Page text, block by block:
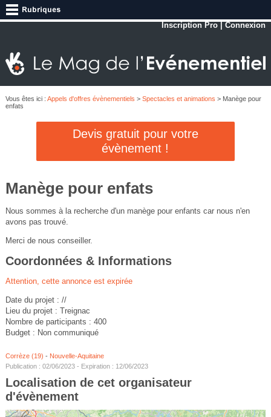
Inscription Pro |Connexion
Vous êtes ici : Appels d'offres évènementiels > Spectacles et animations > Manège pour
enfats
Devis gratuit pour votre
évènement !
Manège pour enfats
Nous sommes à la recherche d'un manège pour enfants car nous n'en
avons pas trouvé.
Merci de nous conseiller.
Coordonnées & Informations
Attention, cette annonce est expirée
Date du projet : //
Lieu du projet : Treignac
Nombre de participants : 400
Budget : Non communiqué
Corrèze (19) - Nouvelle-Aquitaine
Publication : 02/06/2023 - Expiration : 12/06/2023
Localisation de cet organisateur
d'évènement